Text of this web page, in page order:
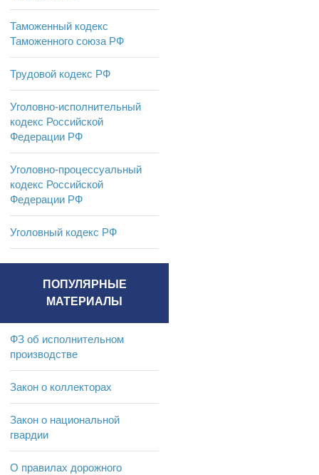
Таможенный кодекс
Таможенного союза РФ
Трудовой кодекс РФ
Уголовно-исполнительный
кодекс Российской
Федерации РФ
Уголовно-процессуальный
кодекс Российской
Федерации РФ
Уголовный кодекс РФ
ПОПУЛЯРНЫЕ
МАТЕРИАЛЫ
ФЗ об исполнительном
производстве
Закон о коллекторах
Закон о национальной
гвардии
О правилах дорожного